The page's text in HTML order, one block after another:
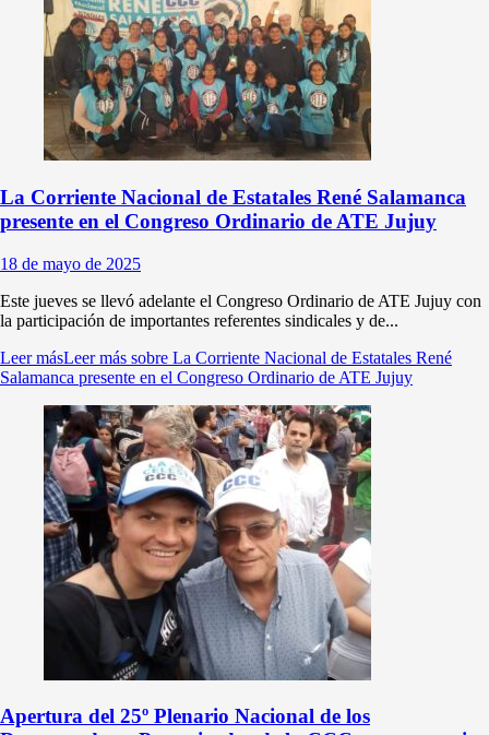
La Corriente Nacional de Estatales René Salamanca
presente en el Congreso Ordinario de ATE Jujuy
18 de mayo de 2025
Este jueves se llevó adelante el Congreso Ordinario de ATE Jujuy con
la participación de importantes referentes sindicales y de...
Leer másLeer más sobre La Corriente Nacional de Estatales René
Salamanca presente en el Congreso Ordinario de ATE Jujuy
Apertura del 25º Plenario Nacional de los